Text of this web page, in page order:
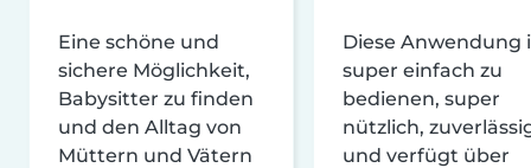
Eine schöne und
sichere Möglichkeit,
Babysitter zu finden
und den Alltag von
Müttern und Vätern
Diese Anwendung
super einfach zu
bedienen, super
nützlich,
und verfügt über